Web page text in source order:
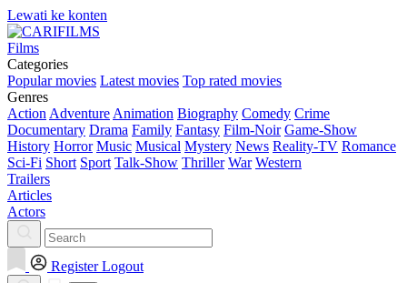
Lewati ke konten
Films
Categories
Popular movies Latest movies Top rated movies
Genres
Action Adventure Animation Biography Comedy Crime
Documentary Drama Family Fantasy Film-Noir Game-Show
History Horror Music Musical Mystery News Reality-TV Romance
Sci-Fi Short Sport Talk-Show Thriller War Western
Trailers
Articles
Actors
Register Logout